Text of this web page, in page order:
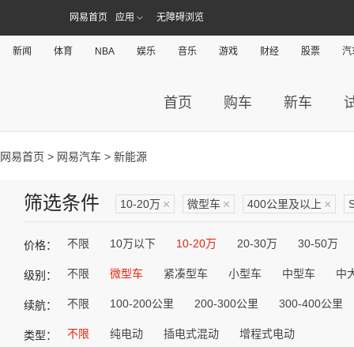
网易首页 应用 无障碍浏览
新闻 体育 NBA 娱乐 音乐 游戏 财经 股票 汽
首页 购车 新车
网易首页 > 网易汽车 > 新能源
筛选条件 10-20万 × 微型车 × 400公里及以上 ×
价格： 不限 10万以下 10-20万 20-30万 30-50万
级别： 不限 微型车 紧凑型车 小型车 中型车 中
续航： 不限 100-200公里 200-300公里 300-400公里
类型： 不限 纯电动 插电式混动 增程式电动